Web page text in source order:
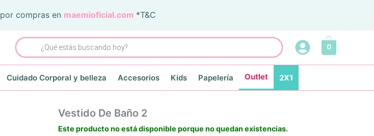
por compras en maemioficial.com *T&C
Búsqueda
de
productos
0
Cuidado Corporal y belleza Accesorios Kids Papelería Outlet 2X1
Vestido De Baño 2
Este producto no está disponible porque no quedan existencias.